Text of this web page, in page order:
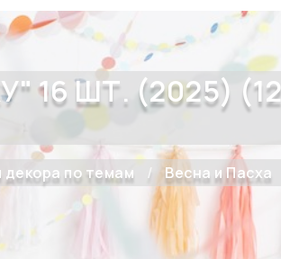
ШТ. (2025)
декора по темам Весна и Пасха